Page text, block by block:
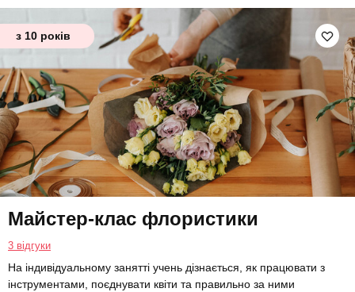
з 10 років
Майстер-клас флористики
3 відгуки
На індивідуальному занятті учень дізнається, як працювати з
інструментами, поєднувати квіти та правильно за ними